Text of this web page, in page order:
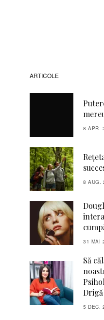
ARTICOLE
8 APR.
8 AUG.
31 MAI
Să
Drigă
5 DEC.